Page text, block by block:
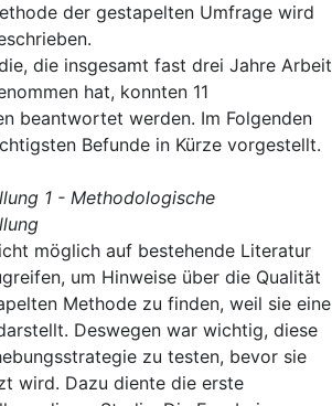
der gestapelten Umfrage wird
die insgesamt fast drei Jahre Arbeit
hat, konnten 11
beantwortet werden. Im Folgenden
Befunde in Kürze vorgestellt.
1 - Methodologische
möglich auf bestehende Literatur
um Hinweise über die Qualität
Methode zu finden, weil sie eine
Deswegen war wichtig, diese
zu testen, bevor sie
wird. Dazu diente die erste